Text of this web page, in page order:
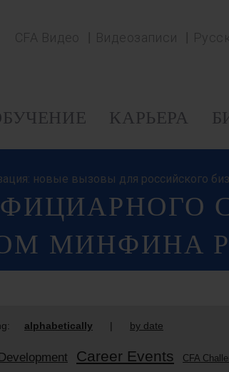
CFA Видео Видеозаписи
КАРЬЕРА
новые вызовы для российского
МИНФИНА
alphabetically | by date
Career Events CFA